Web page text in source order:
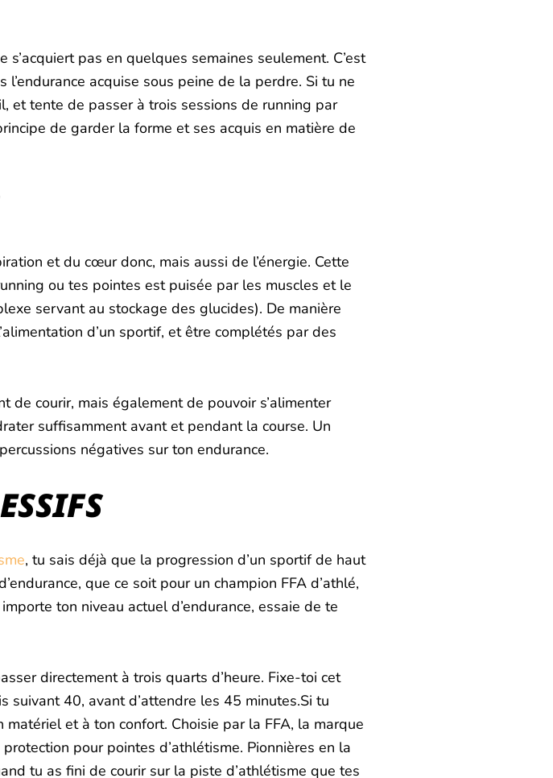
pas en quelques semaines seulement. C’est
acquise sous peine de la perdre. Si tu ne
et tente de passer à trois sessions de running par
de garder la forme et ses acquis en matière de
et du cœur donc, mais aussi de l’énergie. Cette
ou tes pointes est puisée par les muscles et le
servant au stockage des glucides). De manière
d’un sportif, et être complétés par des
courir, mais également de pouvoir s’alimenter
suffisamment avant et pendant la course. Un
négatives sur ton endurance.
, tu sais déjà que la progression d’un sportif de haut
que ce soit pour un champion FFA d’athlé,
ton niveau actuel d’endurance, essaie de te
directement à trois quarts d’heure. Fixe-toi cet
40, avant d’attendre les 45 minutes.Si tu
et à ton confort. Choisie par la FFA, la marque
pour pointes d’athlétisme. Pionnières en la
tu as fini de courir sur la piste d’athlétisme que tes